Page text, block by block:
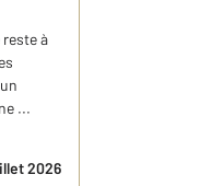
à
...
2026